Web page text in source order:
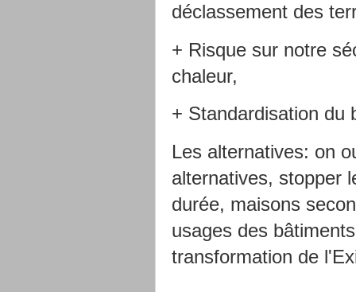
déclassement des
+ Risque sur notre
chaleur,
+ Standardisation du
Les alternatives: on
alternatives, stopper
durée, maisons
usages des
transformation de